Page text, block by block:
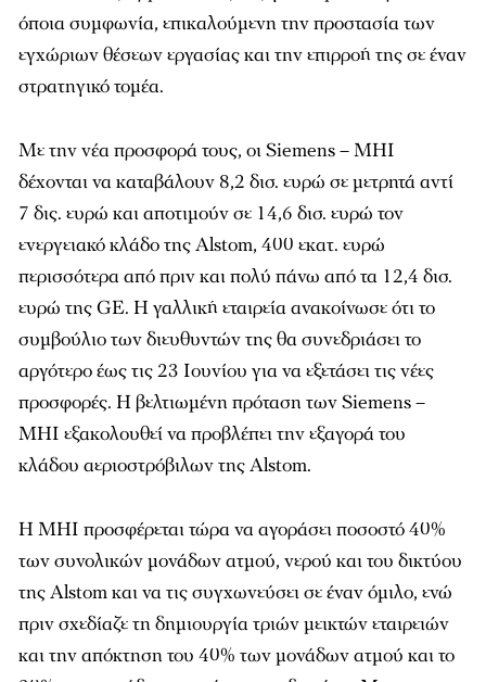
όποια συμφωνία, επικαλούμενη την προστασία των
εγχώριων θέσεων εργασίας και την επιρροή της σε έναν
στρατηγικό τομέα.
Με την νέα προσφορά τους, οι Siemens – MHI
δέχονται να καταβάλουν 8,2 δισ. ευρώ σε μετρητά αντί
7 δις. ευρώ και αποτιμούν σε 14,6 δισ. ευρώ τον
ενεργειακό κλάδο της Alstom, 400 εκατ. ευρώ
περισσότερα από πριν και πολύ πάνω από τα 12,4 δισ.
ευρώ της GE. Η γαλλική εταιρεία ανακοίνωσε ότι το
συμβούλιο των διευθυντών της θα συνεδριάσει το
αργότερο έως τις 23 Ιουνίου για να εξετάσει τις νέες
προσφορές. Η βελτιωμένη πρόταση των Siemens –
MHI εξακολουθεί να προβλέπει την εξαγορά του
κλάδου αεριοστρόβιλων της Alstom.
Η MHI προσφέρεται τώρα να αγοράσει ποσοστό 40%
των συνολικών μονάδων ατμού, νερού και του δικτύου
της Alstom και να τις συγχωνεύσει σε έναν όμιλο, ενώ
πριν σχεδίαζε τη δημιουργία τριών μεικτών εταιρειών
και την απόκτηση του 40% των μονάδων ατμού και το